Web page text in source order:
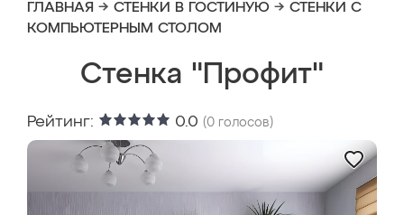
ГЛАВНАЯ → СТЕНКИ В ГОСТИНУЮ → СТЕНКИ С
КОМПЬЮТЕРНЫМ СТОЛОМ
Стенка "Профит"
Рейтинг: 0.0 (0 голосов)